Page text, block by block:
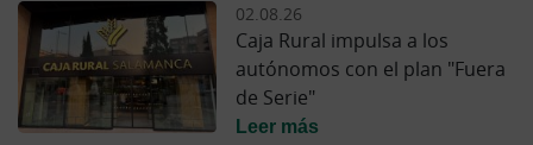
02.08.26
Caja Rural impulsa a los
autónomos con el plan "Fuera
de Serie"
Leer más